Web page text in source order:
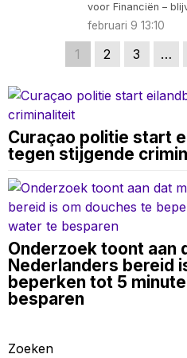
voor Financiën –
februari 9 13:10
1 2 3 …
Curaçao politie start
tegen stijgende
Onderzoek toont aan
Nederlanders bereid
beperken tot 5
besparen
Zoeken